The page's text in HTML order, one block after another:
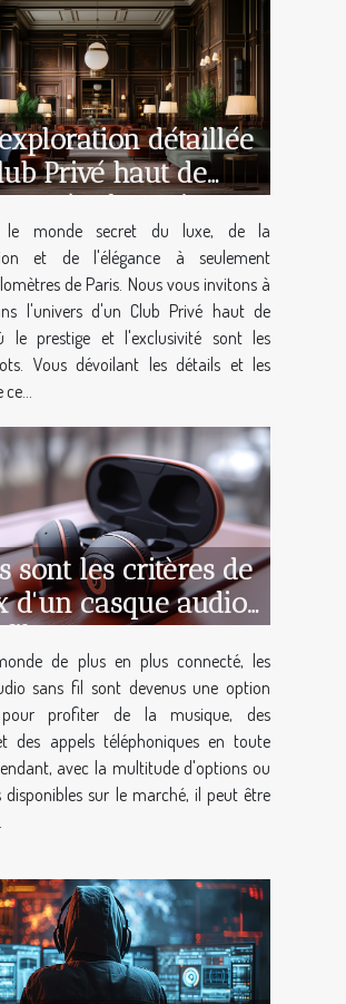
détaillée
Privé haut de
près de Paris
le monde secret du luxe, de la
et de l'élégance à seulement
de Paris. Nous vous invitons à
l'univers d'un Club Privé haut de
le prestige et l'exclusivité sont les
Vous dévoilant les détails et les
sont les critères de
d'un casque audio
fil ?
de plus en plus connecté, les
sans fil sont devenus une option
pour profiter de la musique, des
des appels téléphoniques en toute
avec la multitude d'options ou
disponibles sur le marché, il peut être